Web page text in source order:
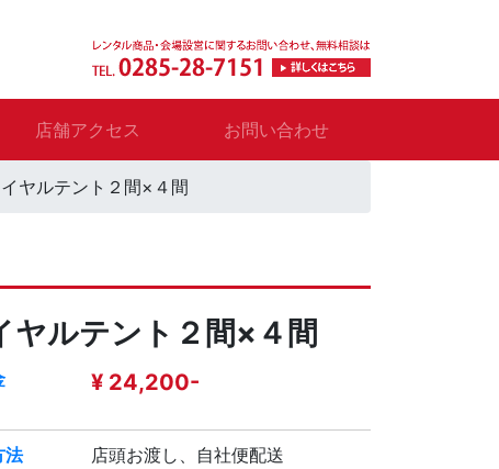
店舗アクセス お問い合わせ
イヤルテント２間×４間
ヤルテント２間×４間
¥ 24,200-
法 店頭お渡し、自社便配送